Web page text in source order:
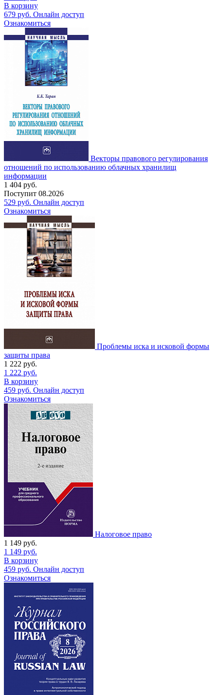
В корзину
679 руб. Онлайн доступ
Ознакомиться
Векторы правового регулирования
отношений по использованию облачных хранилищ
информации
1 404 руб.
Поступит 08.2026
529 руб. Онлайн доступ
Ознакомиться
Проблемы иска и исковой формы
защиты права
1 222 руб.
1 222 руб.
В корзину
459 руб. Онлайн доступ
Ознакомиться
Налоговое право
1 149 руб.
1 149 руб.
В корзину
459 руб. Онлайн доступ
Ознакомиться